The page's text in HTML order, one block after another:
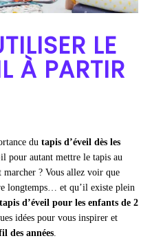
LE
À PARTIR
du tapis d’éveil dès les
pour autant mettre le tapis au
? Vous allez voir que
longtemps… et qu’il existe plein
d’éveil pour les enfants de 2
idées pour vous inspirer et
des années.